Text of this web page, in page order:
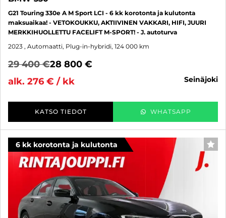
G21 Touring 330e A M Sport LCI - 6 kk korotonta ja kulutonta
maksuaikaa! - VETOKOUKKU, AKTIIVINEN VAKKARI, HIFI, JUURI
MERKKIHUOLLETTU FACELIFT M-SPORT! - J. autoturva
2023 , Automaatti, Plug-in-hybridi, 124 000 km
29 400 €28 800 €
alk. 276 € / kk
seinäjoki
KATSO TIEDOT WHATSAPP
6 kk korotonta ja kulutonta